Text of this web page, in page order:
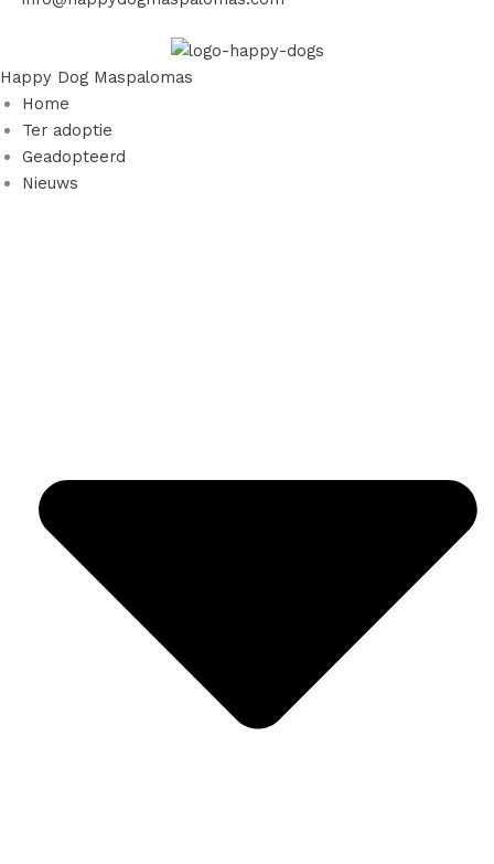
Happy Dog Maspalomas
Home
Ter adoptie
Geadopteerd
Nieuws